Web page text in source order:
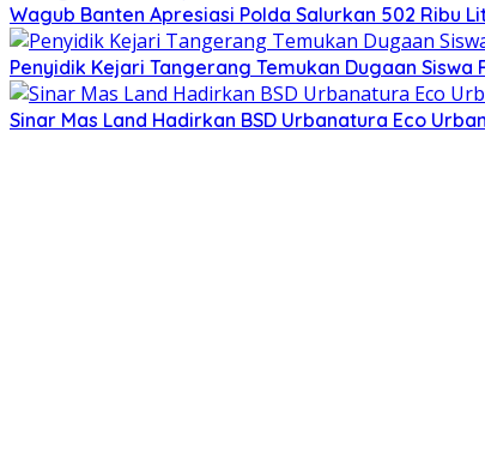
Wagub Banten Apresiasi Polda Salurkan 502 Ribu
Penyidik Kejari Tangerang Temukan Dugaan Siswa
Sinar Mas Land Hadirkan BSD Urbanatura Eco